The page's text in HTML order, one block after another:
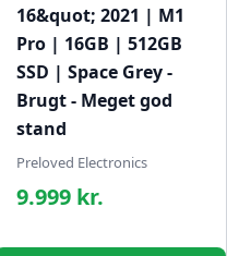
16&quot; 2021 | M1
Pro | 16GB | 512GB
SSD | Space Grey -
Brugt - Meget god
stand
Preloved Electronics
9.999 kr.